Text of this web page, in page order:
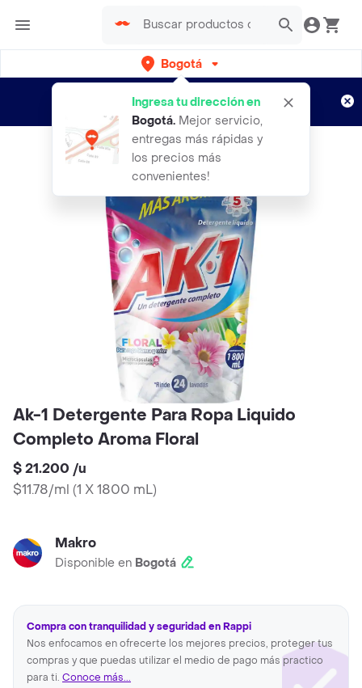
Bogotá
Ingresa tu dirección en
Bogotá. Mejor servicio,
entregas más rápidas y
los precios más
convenientes!
envíos gratis por semanas
Aplican TyC
Ak-1 Detergente Para Ropa Liquido
Completo Aroma Floral
$ 21.200 /u
$11.78/ml (1 X 1800 mL)
Makro
Disponible en Bogotá
Compra con tranquilidad y seguridad en Rappi
Nos enfocamos en ofrecerte los mejores precios, proteger tus
compras y que puedas utilizar el medio de pago más practico
para ti. Conoce más...